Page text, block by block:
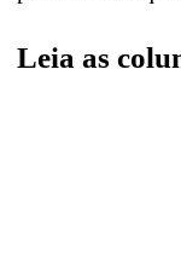
Leia as